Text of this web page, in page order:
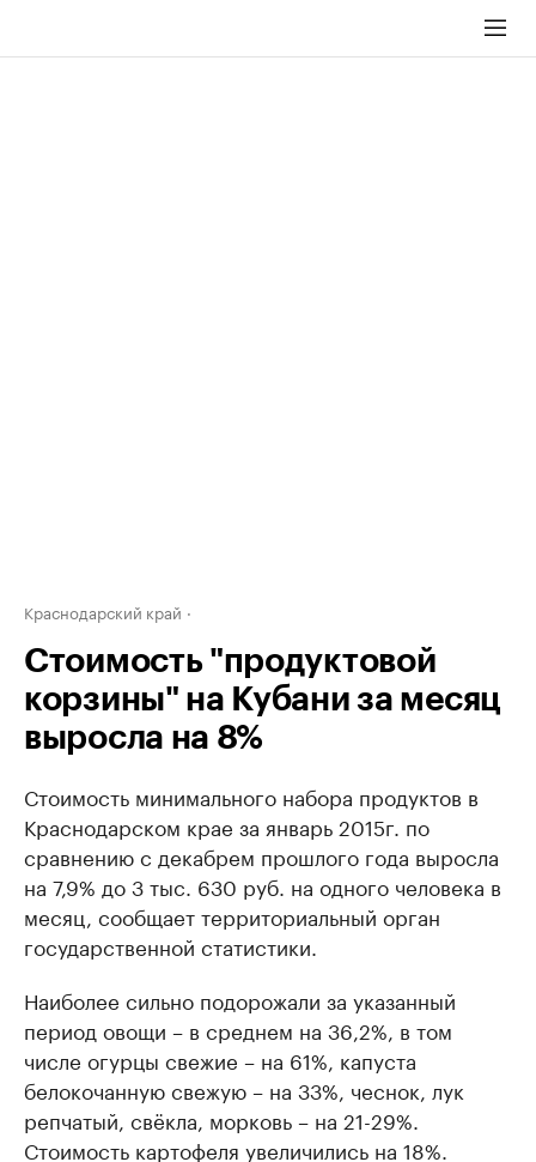
Краснодарский край
Стоимость "продуктовой
корзины" на Кубани за месяц
выросла на 8%
Стоимость минимального набора продуктов в
Краснодарском крае за январь 2015г. по
сравнению с декабрем прошлого года выросла
на 7,9% до 3 тыс. 630 руб. на одного человека в
месяц, сообщает территориальный орган
государственной статистики.
Наиболее сильно подорожали за указанный
период овощи – в среднем на 36,2%, в том
числе огурцы свежие – на 61%, капуста
белокочанную свежую – на 33%, чеснок, лук
репчатый, свёкла, морковь – на 21-29%.
Стоимость картофеля увеличились на 18%.